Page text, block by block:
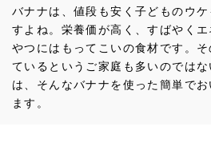
バナナは、値段も安く子どものウ
すよね。栄養価が高く、すばやく
やつにはもってこいの食材です。
ているというご家庭も多いのでは
は、そんなバナナを使った簡単で
ます。